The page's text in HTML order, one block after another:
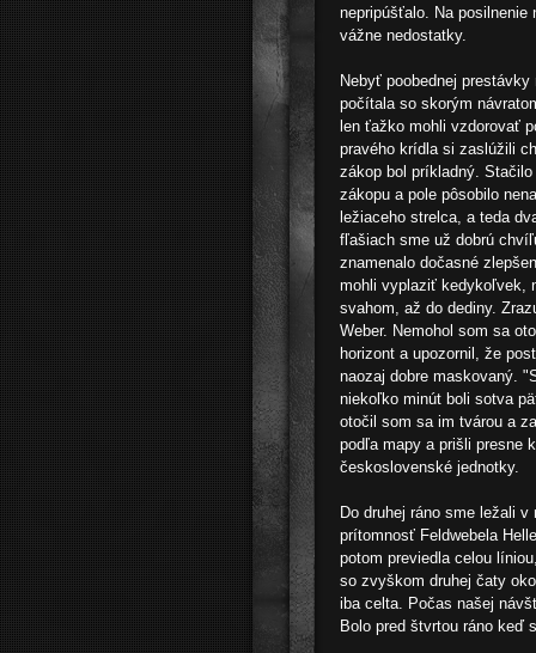
nepripúšťalo. Na
vážne nedostatky.
Nebyť poobednej
počítala so skorým
len ťažko mohli vzdorovať
pravého krídla si zaslúžili
zákop bol príkladný.
zákopu a pole pôsobilo
ležiaceho strelca, a teda
fľašiach sme už dobrú
znamenalo dočasné
mohli vyplaziť kedykoľvek,
svahom, až do dediny.
Weber. Nemohol som sa
horizont a upozornil, že
naozaj dobre maskovaný.
niekoľko minút boli sotva
otočil som sa im tvárou a
podľa mapy a prišli presne
československé jednotky.
Do druhej ráno sme ležali
prítomnosť Feldwebela
potom previedla celou
so zvyškom druhej čaty
iba celta. Počas našej
Bolo pred štvrtou ráno keď